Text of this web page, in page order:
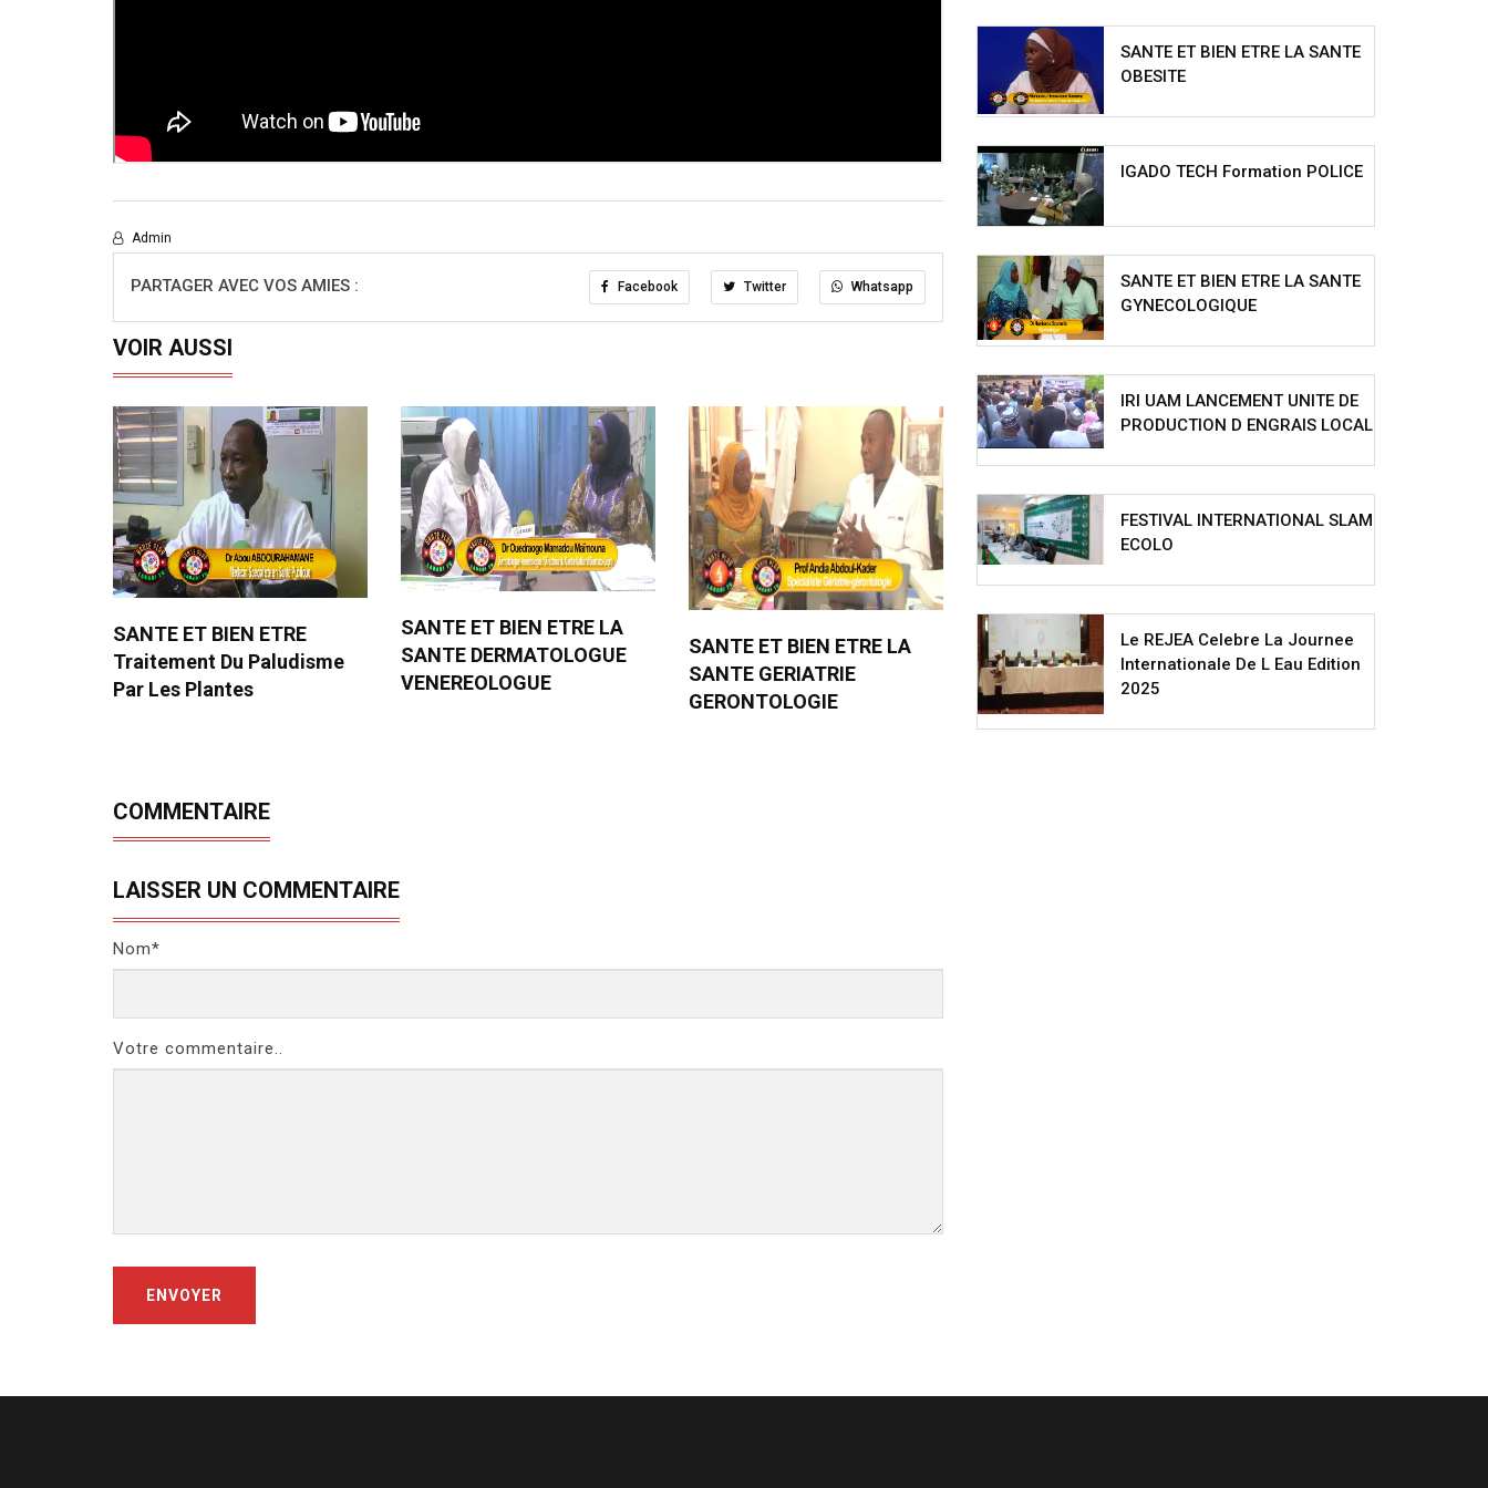
Admin
PARTAGER AVEC VOS AMIES : Facebook Twitter Whatsapp
VOIR AUSSI
SANTE ET BIEN ETRE
Traitement Du Paludisme
Par Les Plantes
SANTE ET BIEN ETRE LA
SANTE DERMATOLOGUE
VENEREOLOGUE
SANTE ET BIEN ETRE LA
SANTE GERIATRIE
GERONTOLOGIE
COMMENTAIRE
LAISSER UN COMMENTAIRE
Nom*
Votre commentaire..
ENVOYER
SANTE ET BIEN ETRE LA SANTE
OBESITE
IGADO TECH Formation POLICE
SANTE ET BIEN ETRE LA SANTE
GYNECOLOGIQUE
IRI UAM LANCEMENT UNITE DE
PRODUCTION D ENGRAIS LOCAL
FESTIVAL INTERNATIONAL SLAM
ECOLO
Le REJEA Celebre La Journee
Internationale De L Eau Edition
2025